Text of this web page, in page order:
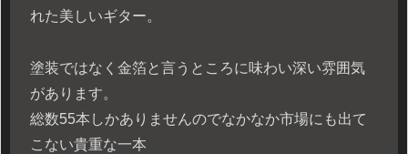
れた美しいギター。
塗装ではなく金箔と言うところに味わい深い雰囲気
があります。
総数55本しかありませんのでなかなか市場にも出て
こない貴重な一本